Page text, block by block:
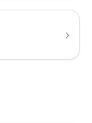
›